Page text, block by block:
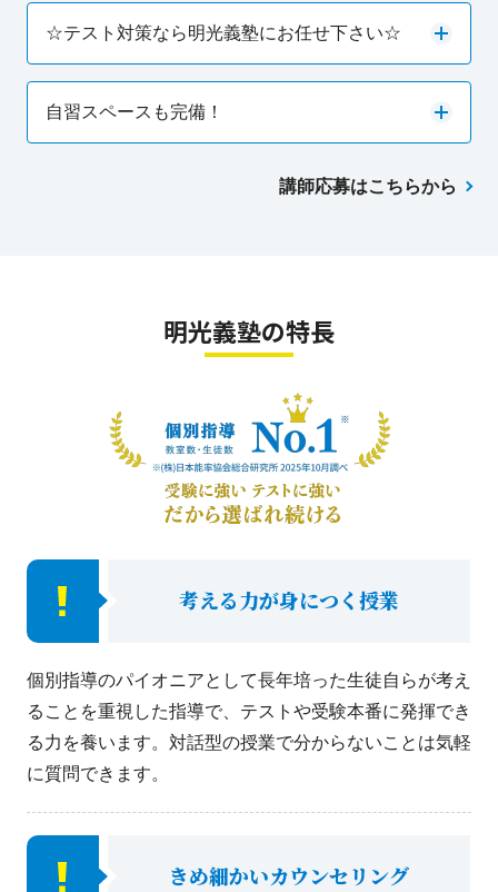
☆テスト対策なら明光義塾にお任せ下さい☆
自習スペースも完備！
講師応募はこちらから
明光義塾の特長
考える力が身につく授業
個別指導のパイオニアとして長年培った生徒自らが考え
ることを重視した指導で、テストや受験本番に発揮でき
る力を養います。対話型の授業で分からないことは気軽
に質問できます。
きめ細かいカウンセリング